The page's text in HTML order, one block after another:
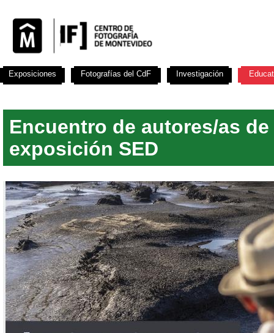
Encuentro de autores/as de
exposición SED
Exposiciones Fotografías del CdF Investigación